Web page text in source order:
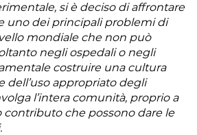
si è deciso di affrontare
uno dei principali problemi di
mondiale che non può
negli ospedali o negli
costruire una cultura
dell’uso appropriato degli
l’intera comunità, proprio a
contributo che possono dare le